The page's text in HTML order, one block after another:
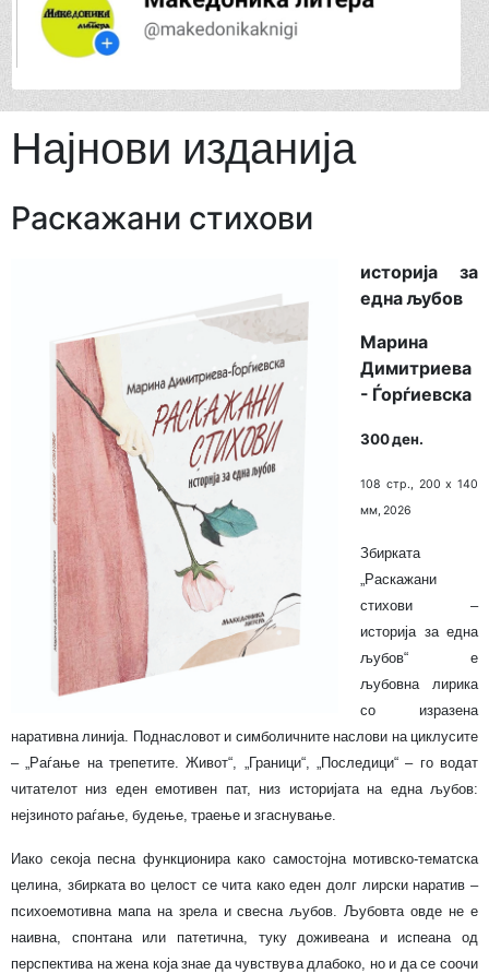
Најнови изданија
Раскажани стихови
историја за
една љубов
Марина
Димитриева
- Ѓорѓиевска
300 ден.
108 стр., 200 х 140
мм, 2026
Збирката
„Раскажани
стихови –
историја за една
љубов“ е
љубовна лирика
со изразена
наративна линија. Поднасловот и симболичните наслови на циклусите
– „Раѓање на трепетите. Живот“, „Граници“, „Последици“ – го водат
читателот низ еден емотивен пат, низ историјата на една љубов:
нејзиното раѓање, будење, траење и згаснување.
Иако секоја песна функционира како самостојна мотивско-тематска
целина, збирката во целост се чита како еден долг лирски наратив –
психоемотивна мапа на зрела и свесна љубов. Љубовта овде не е
наивна, спонтана или патетична, туку доживеана и испеана од
перспектива на жена која знае да чувствува длабоко, но и да се соочи